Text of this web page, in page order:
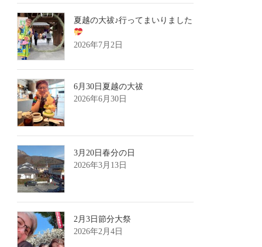
夏越の大祓♪行ってまいりました
2026年7月2日
6月30日夏越の大祓
2026年6月30日
3月20日春分の日
2026年3月13日
2月3日節分大祭
2026年2月4日